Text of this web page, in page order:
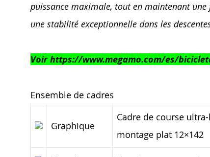
puissance maximale, tout en maintenant une
une stabilité exceptionnelle dans les
Voir https://www.megamo.com/es/
Ensemble de cadres
Graphique
Cadre de course
montage plat 12×142